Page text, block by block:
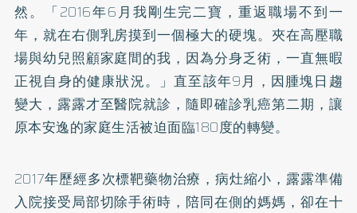
然。「2016年6月我剛生完二寶，重返職場不到一
年，就在右側乳房摸到一個極大的硬塊。夾在高壓職
場與幼兒照顧家庭間的我，因為分身乏術，一直無暇
正視自身的健康狀況。」直至該年9月，因腫塊日趨
變大，露露才至醫院就診，隨即確診乳癌第二期，讓
原本安逸的家庭生活被迫面臨180度的轉變。
2017年歷經多次標靶藥物治療，病灶縮小，露露準備
入院接受局部切除手術時，陪同在側的媽媽，卻在十